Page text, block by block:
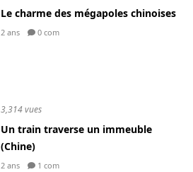
Le charme des mégapoles chinoises
2 ans 0 com
3,314 vues
Un train traverse un immeuble
(Chine)
2 ans 1 com